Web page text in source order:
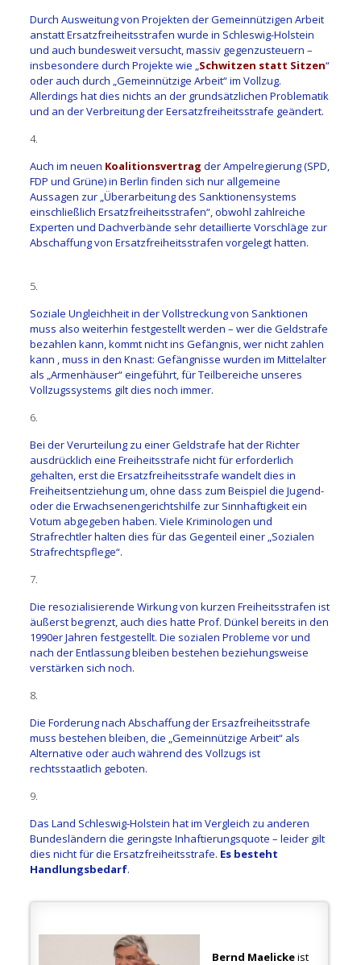
Durch Ausweitung von Projekten der Gemeinnützigen Arbeit
anstatt Ersatzfreiheitsstrafen wurde in Schleswig-Holstein
und auch bundesweit versucht, massiv gegenzusteuern –
insbesondere durch Projekte wie „Schwitzen statt Sitzen“
oder auch durch „Gemeinnützige Arbeit“ im Vollzug.
Allerdings hat dies nichts an der grundsätzlichen Problematik
und an der Verbreitung der Eersatzfreiheitsstrafe geändert.
4.
Auch im neuen Koalitionsvertrag der Ampelregierung (SPD,
FDP und Grüne) in Berlin finden sich nur allgemeine
Aussagen zur „Überarbeitung des Sanktionensystems
einschließlich Ersatzfreiheitsstrafen“, obwohl zahlreiche
Experten und Dachverbände sehr detaillierte Vorschläge zur
Abschaffung von Ersatzfreiheitsstrafen vorgelegt hatten.
5.
Soziale Ungleichheit in der Vollstreckung von Sanktionen
muss also weiterhin festgestellt werden – wer die Geldstrafe
bezahlen kann, kommt nicht ins Gefängnis, wer nicht zahlen
kann , muss in den Knast: Gefängnisse wurden im Mittelalter
als „Armenhäuser“ eingeführt, für Teilbereiche unseres
Vollzugssystems gilt dies noch immer.
6.
Bei der Verurteilung zu einer Geldstrafe hat der Richter
ausdrücklich eine Freiheitsstrafe nicht für erforderlich
gehalten, erst die Ersatzfreiheitsstrafe wandelt dies in
Freiheitsentziehung um, ohne dass zum Beispiel die Jugend-
oder die Erwachsenengerichtshilfe zur Sinnhaftigkeit ein
Votum abgegeben haben. Viele Kriminologen und
Strafrechtler halten dies für das Gegenteil einer „Sozialen
Strafrechtspflege“.
7.
Die resozialisierende Wirkung von kurzen Freiheitsstrafen ist
äußerst begrenzt, auch dies hatte Prof. Dünkel bereits in den
1990er Jahren festgestellt. Die sozialen Probleme vor und
nach der Entlassung bleiben bestehen beziehungsweise
verstärken sich noch.
8.
Die Forderung nach Abschaffung der Ersazfreiheitsstrafe
muss bestehen bleiben, die „Gemeinnützige Arbeit“ als
Alternative oder auch während des Vollzugs ist
rechtsstaatlich geboten.
9.
Das Land Schleswig-Holstein hat im Vergleich zu anderen
Bundesländern die geringste Inhaftierungsquote – leider gilt
dies nicht für die Ersatzfreiheitsstrafe. Es besteht
Handlungsbedarf.
Bernd Maelickeist